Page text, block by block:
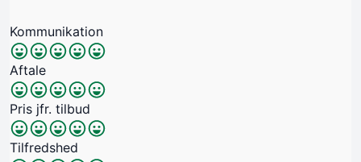
Kommunikation
Aftale
Pris jfr. tilbud
Tilfredshed